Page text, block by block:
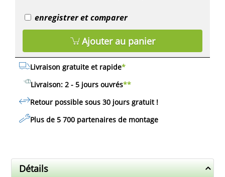
Livraison gratuite et rapide*
Livraison: 2 - 5 jours ouvrés**
Retour possible sous 30 jours gratuit!
Plus de 5 700 partenaires de montage
enregistrer et comparer
Ajouter au panier
Détails